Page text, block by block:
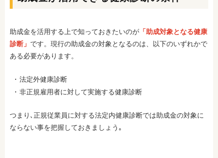
助成金を活用する上で知っておきたいのが 「助成対象となる健康
診断」 です。現行の助成金の対象となるのは、以下のいずれかで
ある必要があります。
法定外健康診断
非正規雇用者に対して実施する健康診断
つまり､正規従業員に対する法定内健康診断では助成金の対象に
ならない事を把握しておきましょう｡